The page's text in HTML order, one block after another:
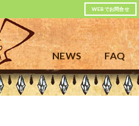
WEBでお問合せ
NEWS FAQ